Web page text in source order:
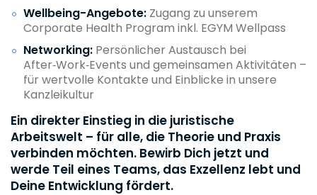
Wellbeing-Angebote: Zugang zu unserem
Corporate Health Program inkl. EGYM Wellpass
Networking: Persönlicher Austausch bei
After‑Work‑Events und gemeinsamen Aktivitäten –
für wertvolle Kontakte und Einblicke in unsere
Kanzleikultur
Ein direkter Einstieg in die juristische
Arbeitswelt – für alle, die Theorie und Praxis
verbinden möchten. Bewirb Dich jetzt und
werde Teil eines Teams, das Exzellenz lebt und
Deine Entwicklung fördert.